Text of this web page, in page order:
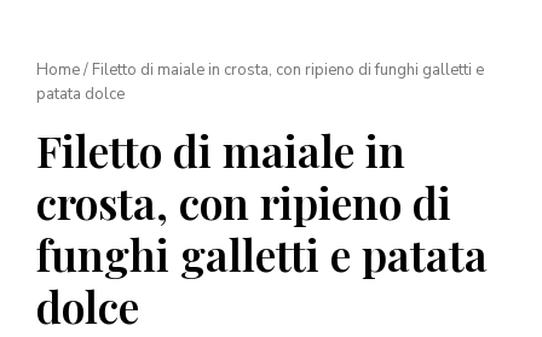
Home/ Filetto di maiale in crosta, con ripieno di funghi galletti e
patata dolce
Filetto di maiale in
crosta, con ripieno di
funghi galletti e patata
dolce